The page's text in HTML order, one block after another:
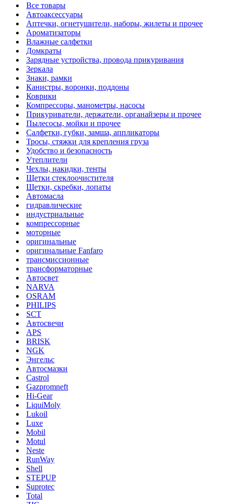
Все товары
Автоаксессуары
Аптечки, огнетушители, наборы, жилеты и прочее
Ароматизаторы
Влажные салфетки
Домкраты
Зарядные устройства, провода прикуривания
Зеркала
Знаки, рамки
Канистры, воронки, поддоны
Коврики
Компрессоры, манометры, насосы
Прикуриватели, держатели, органайзеры и прочее
Пылесосы, мойки и прочее
Салфетки, губки, замша, аппликаторы
Тросы, стяжки для крепления груза
Удобство и безопасность
Утеплители
Чехлы, накидки, тенты
Щетки стеклоочистителя
Щетки, скребки, лопаты
Автомасла
гидравлические
индустриальные
компрессорные
моторные
оригинальные
оригинальные Fanfaro
трансмиссионные
трансформаторные
Автосвет
NARVA
OSRAM
PHILIPS
SCT
Автосвечи
APS
BRISK
NGK
Энгельс
Автосмазки
Castrol
Gazpromneft
Hi-Gear
LiquiMoly
Lukoil
Luxe
Mobil
Motul
Neste
RunWay
Shell
STEPUP
Suprotec
Total